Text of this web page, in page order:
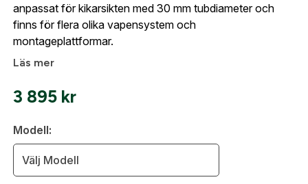
Mitt konto
Kontakta oss
anpassat för kikarsikten med 30 mm tubdiameter och
finns för flera olika vapensystem och
montageplattformar.
Läs mer
3 895 kr
Modell:
Välj Modell
Logga in
Skapa konto
formuläret så återkommer vi till dig när kontot är
skapat. I vår FAQ hittar du svar på de vanligaste
frågorna gällande Mitt konto.
Företag- eller Föreningsnamn: